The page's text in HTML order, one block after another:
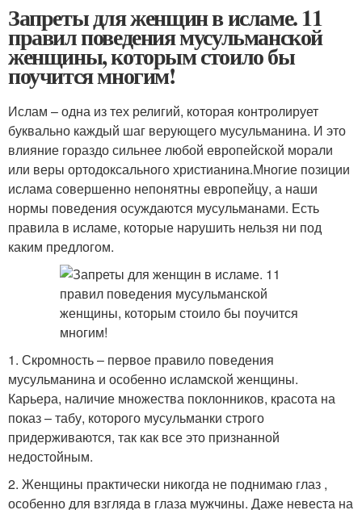
Запреты для женщин в исламе. 11
правил поведения мусульманской
женщины, которым стоило бы
поучится многим!
Ислам – одна из тех религий, которая контролирует
буквально каждый шаг верующего мусульманина. И это
влияние гораздо сильнее любой европейской морали
или веры ортодоксального христианина.Многие позиции
ислама совершенно непонятны европейцу, а наши
нормы поведения осуждаются мусульманами. Есть
правила в исламе, которые нарушить нельзя ни под
каким предлогом.
1. Скромность – первое правило поведения
мусульманина и особенно исламской женщины.
Карьера, наличие множества поклонников, красота на
показ – табу, которого мусульманки строго
придерживаются, так как все это признанной
недостойным.
2. Женщины практически никогда не поднимаю глаз ,
особенно для взгляда в глаза мужчины. Даже невеста на